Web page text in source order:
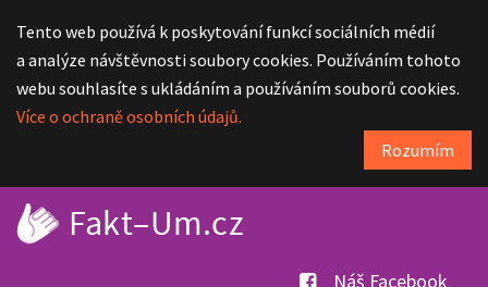
Tento web používá k poskytování funkcí sociálních médií
a analýze návštěvnosti soubory cookies. Používáním tohoto
webu souhlasíte s ukládáním a používáním souborů cookies.
Více o ochraně osobních údajů.
Rozumím
Náš Facebook